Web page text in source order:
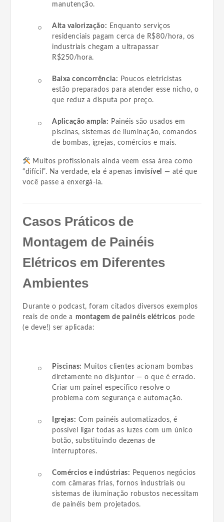
manutenção.
Alta valorização: Enquanto serviços
residenciais pagam cerca de R$80/hora, os
industriais chegam a ultrapassar
R$250/hora.
Baixa concorrência: Poucos eletricistas
estão preparados para atender esse nicho, o
que reduz a disputa por preço.
Aplicação ampla: Painéis são usados em
piscinas, sistemas de iluminação, comandos
de bombas, igrejas, comércios e mais.
Muitos profissionais ainda veem essa área como
“difícil”. Na verdade, ela é apenas invisível
— até que
você passe a enxergá-la.
Casos Práticos de
Montagem de Painéis
Elétricos em Diferentes
Ambientes
Durante o podcast, foram citados diversos exemplos
reais de onde a montagem de painéis elétricos pode
(e deve!) ser aplicada:
Piscinas: Muitos clientes acionam bombas
diretamente no disjuntor — o que é errado.
Criar um painel específico resolve o
problema com segurança e automação.
Igrejas: Com painéis automatizados, é
possível ligar todas as luzes com um único
botão, substituindo dezenas de
interruptores.
Comércios e indústrias: Pequenos negócios
com câmaras frias, fornos industriais ou
sistemas de iluminação robustos necessitam
de painéis bem projetados.